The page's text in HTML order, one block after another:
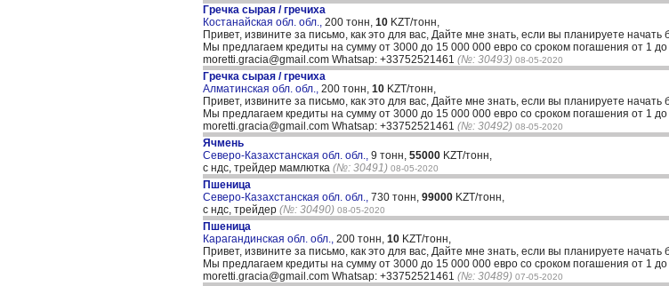
Гречка сырая / гречиха
Костанайская обл. обл., 200 тонн, 10 KZT/тонн,
Привет, извините за письмо, как это для вас, Дайте мне знать, если вы планируете
Мы предлагаем кредиты на сумму от 3000 до 15 000 000 евро со сроком погашения от 1 до
moretti.gracia@gmail.com Whatsap: +33752521461 (№: 30493) 08-05-2020
Гречка сырая / гречиха
Алматинская обл. обл., 200 тонн, 10 KZT/тонн,
Привет, извините за письмо, как это для вас, Дайте мне знать, если вы планируете
Мы предлагаем кредиты на сумму от 3000 до 15 000 000 евро со сроком погашения от 1 до
moretti.gracia@gmail.com Whatsap: +33752521461 (№: 30492) 08-05-2020
Ячмень
Северо-Казахстанская обл. обл., 9 тонн, 55000 KZT/тонн,
с ндс, трейдер мамлютка (№: 30491) 08-05-2020
Пшеница
Северо-Казахстанская обл. обл., 730 тонн, 99000 KZT/тонн,
c ндс, трейдер (№: 30490) 08-05-2020
Пшеница
Карагандинская обл. обл., 200 тонн, 10 KZT/тонн,
Привет, извините за письмо, как это для вас, Дайте мне знать, если вы планируете
Мы предлагаем кредиты на сумму от 3000 до 15 000 000 евро со сроком погашения от 1 до
moretti.gracia@gmail.com Whatsap: +33752521461 (№: 30489) 07-05-2020